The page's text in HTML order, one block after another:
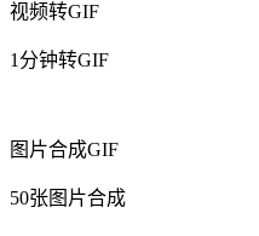
视频转GIF
1分钟转GIF
图片合成GIF
50张图片合成